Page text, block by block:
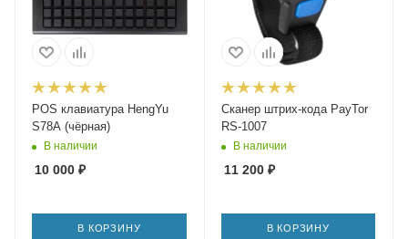
POS клавиатура HengYu
S78A (чёрная)
В наличии
10 000 ₽
В КОРЗИНУ
Сканер штрих-кода PayTor
RS-1007
В наличии
11 200₽
В КОРЗИНУ